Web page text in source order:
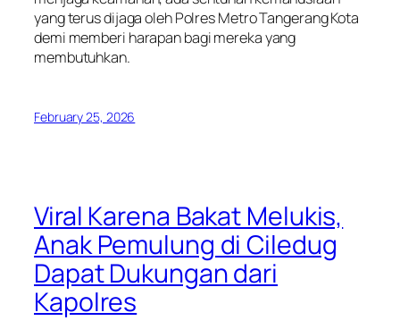
yang terus dijaga oleh Polres Metro Tangerang Kota
demi memberi harapan bagi mereka yang
membutuhkan.
February 25, 2026
Viral Karena Bakat Melukis,
Anak Pemulung di Ciledug
Dapat Dukungan dari
Kapolres